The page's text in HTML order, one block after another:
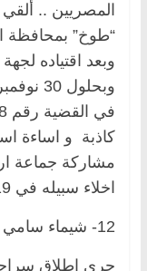
المصريين ..
وبعد اقتياده
كاذبة و اساءة
مشاركة جماعة
اخلاء سبيله في 19 نوفمبر 2021.
12- شيماء سامي